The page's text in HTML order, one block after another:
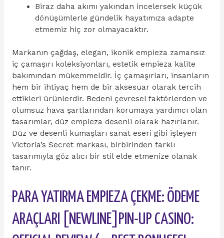
Biraz daha akımı yakından incelersek küçük
dönüşümlerle gündelik hayatımıza adapte
etmemiz hiç zor olmayacaktır.
Markanın çağdaş, elegan, ikonik empieza zamansız
iç çamaşırı koleksiyonları, estetik empieza kalite
bakımından mükemmeldir. İç çamaşırları, insanların
hem bir ihtiyaç hem de bir aksesuar olarak tercih
ettikleri ürünlerdir. Bedeni çevresel faktörlerden ve
olumsuz hava şartlarından korumaya yardımcı olan
tasarımlar, düz empieza desenli olarak hazırlanır.
Düz ve desenli kumaşları sanat eseri gibi işleyen
Victoria’s Secret markası, birbirinden farklı
tasarımıyla göz alıcı bir stil elde etmenize olanak
tanır.
PARA YATIRMA EMPIEZA ÇEKME: ÖDEME
ARAÇLARI [NEWLINE]PIN-UP CASINO: